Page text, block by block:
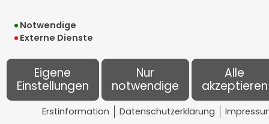
Notwendige
Externe Dienste
Eigene
Einstellungen
Nur
notwendige
Alle
akzeptieren
Erstinformation Datenschutzerklärung